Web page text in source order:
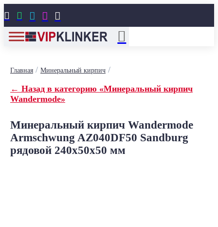
    
Главная/ Минеральный кирпич/
← Назад в категорию «Минеральный кирпич
Wandermode»
Минеральный кирпич Wandermode
Armschwung AZ040DF50 Sandburg
рядовой 240x50x50 мм